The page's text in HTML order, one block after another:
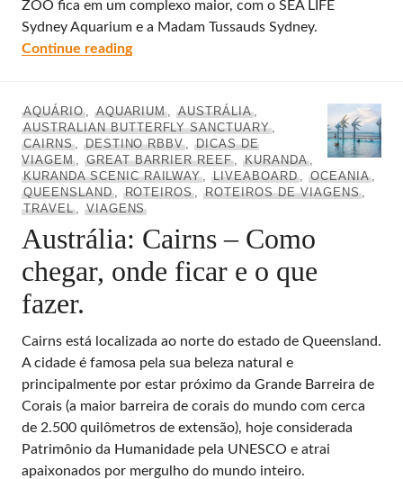
ZOO fica em um complexo maior, com o SEA LIFE
Sydney Aquarium e a Madam Tussauds Sydney.
Continue readingWild Life Sydney Zoo, o pequeno
AQUÁRIO, AQUARIUM,AUSTRÁLIA,
AUSTRALIAN BUTTERFLY SANCTUARY,
CAIRNS, DESTINO RBBV,DICAS DE
VIAGEM, GREAT BARRIER REEF,KURANDA,
KURANDA SCENIC RAILWAY,LIVEABOARD, OCEANIA,
QUEENSLAND, ROTEIROS,ROTEIROS DE VIAGENS,
TRAVEL, VIAGENS
Austrália: Cairns – Como
chegar, onde ficar e o que
fazer.
Cairns está localizada ao norte do estado de Queensland.
A cidade é famosa pela sua beleza natural e
principalmente por estar próximo da Grande Barreira de
Corais (a maior barreira de corais do mundo com cerca
de 2.500 quilômetros de extensão), hoje considerada
Patrimônio da Humanidade pela UNESCO e atrai
apaixonados por mergulho do mundo inteiro.